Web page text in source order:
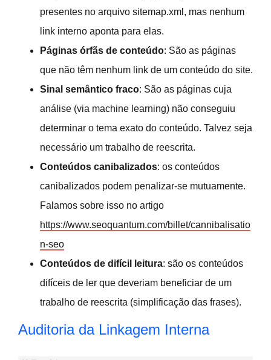
presentes no arquivo sitemap.xml, mas nenhum
link interno aponta para elas.
Páginas órfãs de conteúdo: São as páginas
que não têm nenhum link de um conteúdo do site.
Sinal semântico fraco: São as páginas cuja
análise (via machine learning) não conseguiu
determinar o tema exato do conteúdo. Talvez seja
necessário um trabalho de reescrita.
Conteúdos canibalizados: os conteúdos
canibalizados podem penalizar-se mutuamente.
Falamos sobre isso no artigo
https://www.seoquantum.com/billet/cannibalisatio
n-seo
Conteúdos de difícil leitura: são os conteúdos
difíceis de ler que deveriam beneficiar de um
trabalho de reescrita (simplificação das frases).
Auditoria da Linkagem Interna